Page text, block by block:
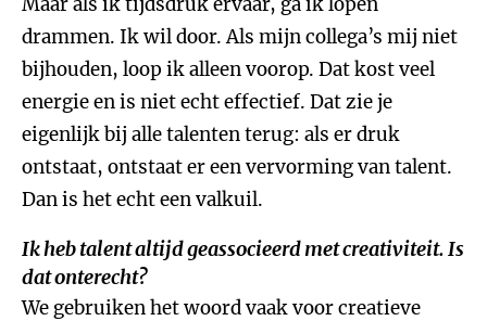
drammen. Ik wil door. Als mijn collega’s mij niet
bijhouden, loop ik alleen voorop. Dat kost veel
energie en is niet echt effectief. Dat zie je
eigenlijk bij alle talenten terug: als er druk
ontstaat, ontstaat er een vervorming van talent.
Dan is het echt een valkuil.
Ik heb talent altijd geassocieerd met creativiteit. Is
dat onterecht?
We gebruiken het woord vaak voor creatieve